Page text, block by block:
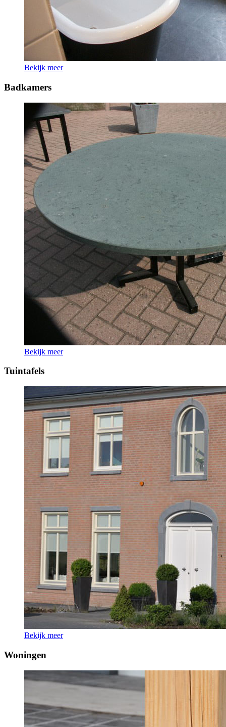
Bekijk meer
Badkamers
Bekijk meer
Tuintafels
Bekijk meer
Woningen